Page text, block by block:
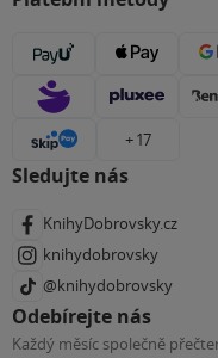
+ 17
Sledujte nás
KnihyDobrovsky.cz
knihydobrovsky
@knihydobrovsky
Odebírejte nás
Každý měsíc společně